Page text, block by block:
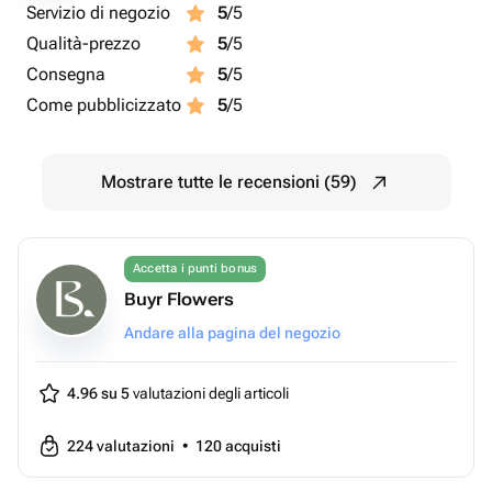
Servizio di negozio 5/5
Qualità-prezzo
5/5
Consegna
5/5
Come pubblicizzato
5/5
Mostrare tutte le recensioni (59)
Accetta i punti bonus
Buyr Flowers
Andare alla pagina del negozio
4.96 su 5valutazioni degli articoli
224valutazioni • 120acquisti